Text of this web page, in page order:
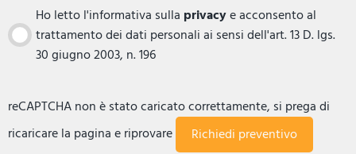
Ho letto l'informativa sulla privacye acconsento al
trattamento dei dati personali ai sensi dell'art. 13 D. lgs.
30 giugno 2003, n. 196
reCAPTCHA non è stato caricato correttamente, si prega di
ricaricare la pagina e riprovare